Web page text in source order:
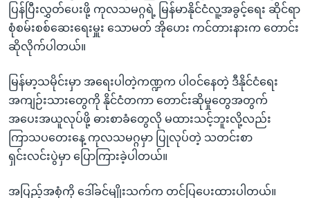
ပြန်ပြီးလွှတ်ပေးဖို့ ကုလသမဂ္ဂရဲ့ မြန်မာနိုင်ငံလူ့အခွင့်ရေး ဆိုင်ရာ
စုံစမ်းစစ်ဆေးရေးမှူး သောမတ် အိုဟေး ကင်တားနားက တောင်း
ဆိုလိုက်ပါတယ်။
မြန်မာ့သမိုင်းမှာ အရေးပါတဲ့ကဏ္ဍက ပါဝင်နေတဲ့ ဒီနိုင်ငံရေး
အကျဉ်းသားတွေကို နိုင်ငံတကာ တောင်းဆိုမှုတွေအတွက်
အပေးအယူလုပ်ဖို့ ဓားစာခံတွေလို မထားသင့်ဘူးလို့လည်း
ကြာသပတေးနေ့ ကုလသမဂ္ဂမှာ ပြုလုပ်တဲ့ သတင်းစာ
ရှင်းလင်းပွဲမှာ ပြောကြားခဲ့ပါတယ်။
အပြည့်အစုံကို ဒေါ်ခင်မျိုးသက်က တင်ပြပေးထားပါတယ်။